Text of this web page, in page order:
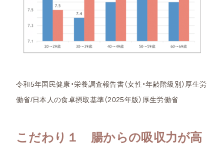
令和5年国民健康・栄養調査報告書（女性・年齢階級別）厚生労
働省/日本人の食卓摂取基準（2025年版）厚生労働省
こだわり１ 腸からの吸収力が高